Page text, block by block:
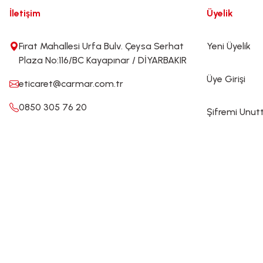
İletişim
Fırat Mahallesi Urfa Bulv. Çeysa Serhat
Plaza No:116/BC Kayapınar / DİYARBAKIR
eticaret@carmar.com.tr
0850 305 76 20
Üyelik
Yeni Üyelik
Üye Girişi
Şifremi